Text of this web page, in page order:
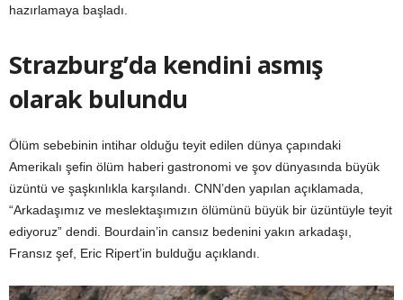
hazırlamaya başladı.
Strazburg’da kendini asmış
olarak bulundu
Ölüm sebebinin intihar olduğu teyit edilen dünya çapındaki
Amerikalı şefin ölüm haberi gastronomi ve şov dünyasında büyük
üzüntü ve şaşkınlıkla karşılandı. CNN’den yapılan açıklamada,
“Arkadaşımız ve meslektaşımızın ölümünü büyük bir üzüntüyle teyit
ediyoruz” dendi. Bourdain’in cansız bedenini yakın arkadaşı,
Fransız şef, Eric Ripert’in bulduğu açıklandı.